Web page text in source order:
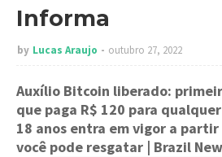
Informa
by Lucas Araujo outubro 27, 2022
Auxílio Bitcoin liberado:
que paga R$ 120 para
18 anos entra em vigor a
você pode resgatar | Brazil